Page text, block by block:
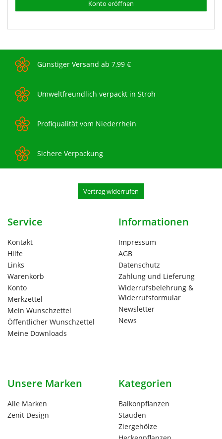
Konto eröffnen
Günstiger Versand ab 7,99 €
Umweltfreundlich verpackt in Stroh
Profiqualität vom Niederrhein
Sichere Verpackung
Vertrag widerrufen
Service
Kontakt
Hilfe
Links
Warenkorb
Konto
Merkzettel
Mein Wunschzettel
Öffentlicher Wunschzettel
Meine Downloads
Informationen
Impressum
AGB
Datenschutz
Zahlung und Lieferung
Widerrufsbelehrung &
Widerrufsformular
Newsletter
News
Unsere Marken
Alle Marken
Zenit Design
Kategorien
Balkonpflanzen
Stauden
Ziergehölze